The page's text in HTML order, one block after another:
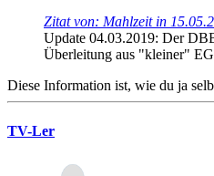
Zitat von: Mahlzeit in
Update 04.03.2019: Der
Überleitung aus "kleiner"
Diese Information ist, wie du ja
TV-Ler